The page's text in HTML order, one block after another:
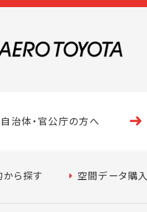
自治体・ 官公庁の方へ
から探す 空間データ購入